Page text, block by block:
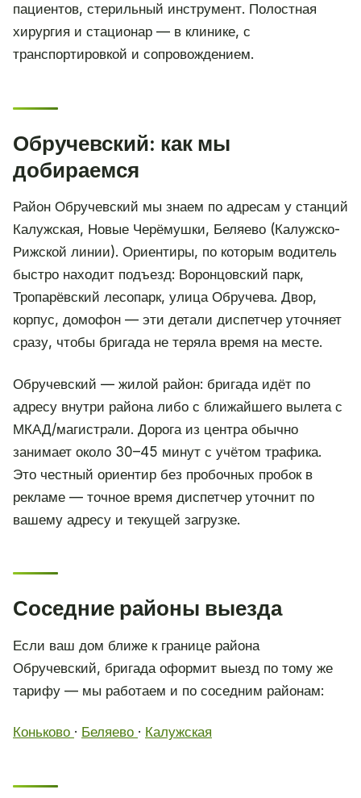
пациентов, стерильный инструмент. Полостная
хирургия и стационар — в клинике, с
транспортировкой и сопровождением.
Обручевский: как мы
добираемся
Район Обручевский мы знаем по адресам у станций
Калужская, Новые Черёмушки, Беляево (Калужско-
Рижской линии). Ориентиры, по которым водитель
быстро находит подъезд: Воронцовский парк,
Тропарёвский лесопарк, улица Обручева. Двор,
корпус, домофон — эти детали диспетчер уточняет
сразу, чтобы бригада не теряла время на месте.
Обручевский — жилой район: бригада идёт по
адресу внутри района либо с ближайшего вылета с
МКАД/магистрали. Дорога из центра обычно
занимает около 30–45 минут с учётом трафика.
Это честный ориентир без пробочных пробок в
рекламе — точное время диспетчер уточнит по
вашему адресу и текущей загрузке.
Соседние районы выезда
Если ваш дом ближе к границе района
Обручевский, бригада оформит выезд по тому же
тарифу — мы работаем и по соседним районам:
Коньково · Беляево · Калужская